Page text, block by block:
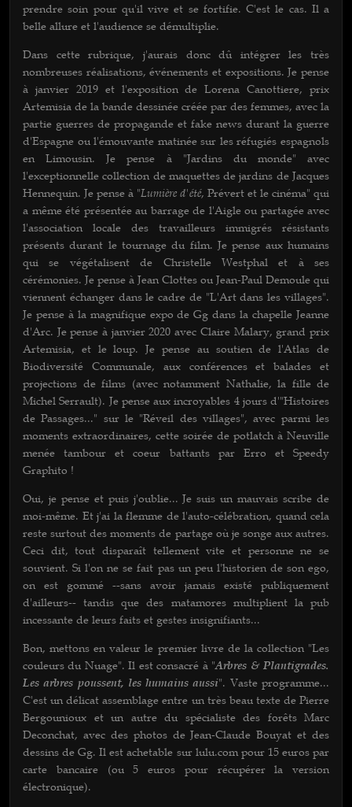
prendre soin pour qu'il vive et se fortifie. C'est le cas. Il a
belle allure et l'audience se démultiplie.
Dans cette rubrique, j'aurais donc dû intégrer les très
nombreuses réalisations, événements et expositions. Je pense
à janvier 2019 et l'exposition de Lorena Canottiere, prix
Artemisia de la bande dessinée créée par des femmes, avec la
partie guerres de propagande et fake news durant la guerre
d'Espagne ou l'émouvante matinée sur les réfugiés espagnols
en Limousin. Je pense à "Jardins du monde" avec
l'exceptionnelle collection de maquettes de jardins de Jacques
Hennequin. Je pense à "Lumière d'été, Prévert et le cinéma" qui
a même été présentée au barrage de l'Aigle ou partagée avec
l'association locale des travailleurs immigrés résistants
présents durant le tournage du film. Je pense aux humains
qui se végétalisent de Christelle Westphal et à ses
cérémonies. Je pense à Jean Clottes ou Jean-Paul Demoule qui
viennent échanger dans le cadre de "L'Art dans les villages".
Je pense à la magnifique expo de Gg dans la chapelle Jeanne
d'Arc. Je pense à janvier 2020 avec Claire Malary, grand prix
Artemisia, et le loup. Je pense au soutien de l'Atlas de
Biodiversité Communale, aux conférences et balades et
projections de films (avec notamment Nathalie, la fille de
Michel Serrault). Je pense aux incroyables 4 jours d'"Histoires
de Passages..." sur le "Réveil des villages", avec parmi les
moments extraordinaires, cette soirée de potlatch à Neuville
menée tambour et coeur battants par Erro et Speedy
Graphito !
Oui, je pense et puis j'oublie... Je suis un mauvais scribe de
moi-même. Et j'ai la flemme de l'auto-célébration, quand cela
reste surtout des moments de partage où je songe aux autres.
Ceci dit, tout disparaît tellement vite et personne ne se
souvient. Si l'on ne se fait pas un peu l'historien de son ego,
on est gommé --sans avoir jamais existé publiquement
d'ailleurs-- tandis que des matamores multiplient la pub
incessante de leurs faits et gestes insignifiants...
Bon, mettons en valeur le premier livre de la collection "Les
couleurs du Nuage". Il est consacré à "Arbres & Plantigrades.
Les arbres poussent, les humains aussi". Vaste programme...
C'est un délicat assemblage entre un très beau texte de Pierre
Bergounioux et un autre du spécialiste des forêts Marc
Deconchat, avec des photos de Jean-Claude Bouyat et des
dessins de Gg. Il est achetable sur lulu.com pour 15 euros par
carte bancaire (ou 5 euros pour récupérer la version
électronique).